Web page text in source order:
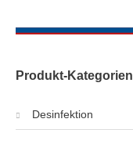
Produkt-Kategorien
Desinfektion